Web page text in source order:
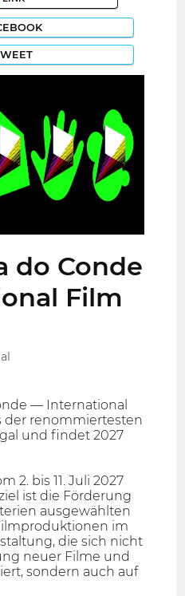
do Conde
Film
— International
der renommiertesten
und findet 2027
2. bis 11. Juli 2027
ist die Förderung
ausgewählten
im
die sich nicht
neuer Filme und
sondern auch auf